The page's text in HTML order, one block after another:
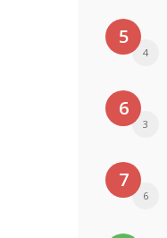
5
4
6
3
7
6